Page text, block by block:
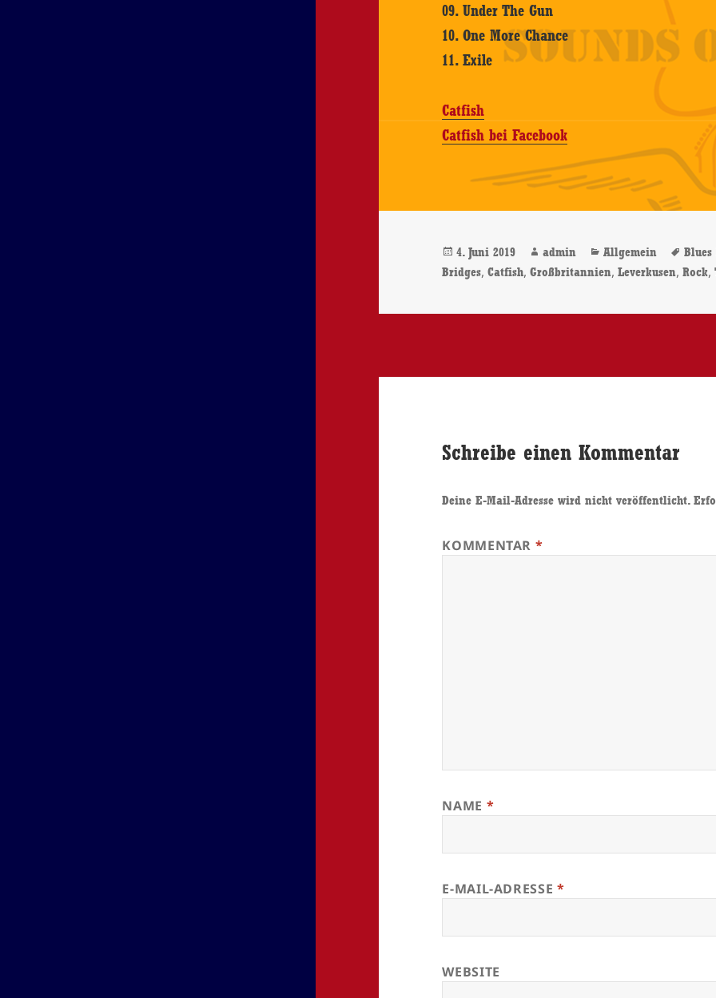
09. Under The Gun
10. One More Chance
11. Exile
Catfish
Catfish bei Facebook
Veröffentlicht
am
4. Juni 2019 Autor
admin Kategorien
Allgemein Blues
Bridges,Catfish,Großbritannien,Leverkusen,Rock,
Schreibe einen Kommentar
Deine E-Mail-Adresse wird nicht veröffentlicht.
KOMMENTAR *
NAME *
E-MAIL-ADRESSE *
WEBSITE